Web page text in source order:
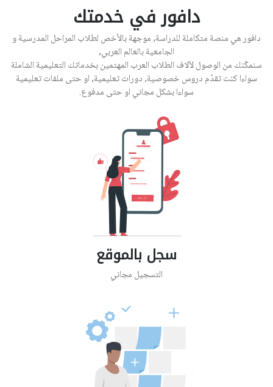
دافور في خدمتك
دافور هي منصة متكاملة للدراسة, موجهة بالأخص لطلاب المراحل المدرسية و
الجامعية بالعالم العربي,
سنمكّنك من الوصول لآلاف الطلاب العرب المهتمين بخدماتك التعليمية الشاملة
سواءا كنت تقدّم دروس خصوصية, دورات تعليمية, او حتى ملفات تعليمية
سواءا بشكل مجاني او حتى مدفوع.
سجل بالموقع
التسجيل مجاني